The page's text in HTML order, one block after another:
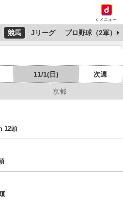
dメニュー
競馬 Jリーグ プロ野球（2軍）
11/1(日) 次週
京都
12頭